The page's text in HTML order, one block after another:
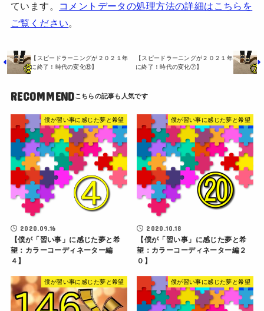
ています。
コメントデータの処理方法の詳細はこちらを
ご覧ください。
【スピードラーニングが２０２１年
に終了！時代の変化⑧】
【スピードラーニングが２０２１年
に終了！時代の変化⑦】
RECOMMEND
僕が習い事に感じた夢と希望
2020.09.16
【僕が「習い事」に感じた夢と希
望：カラーコーディネーター編
４】
僕が習い事に感じた夢と希望
2020.10.18
【僕が「習い事」に感じた夢と希
望：カラーコーディネーター編２
０】
僕が習い事に感じた夢と希望 僕が習い事に感じた夢と希望